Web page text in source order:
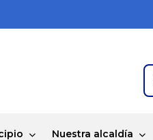
Nuestra alcaldía